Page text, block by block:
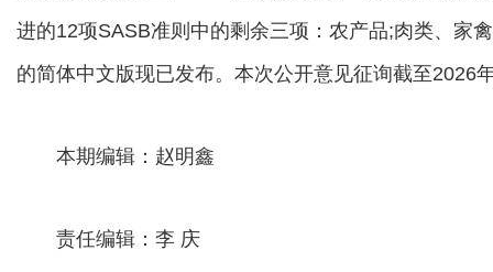
进的12项SASB准则中的剩余三项：农产品;肉类、家
的简体中文版现已发布。本次公开意见征询截至2026
本期编辑：赵明鑫
责任编辑：李 庆